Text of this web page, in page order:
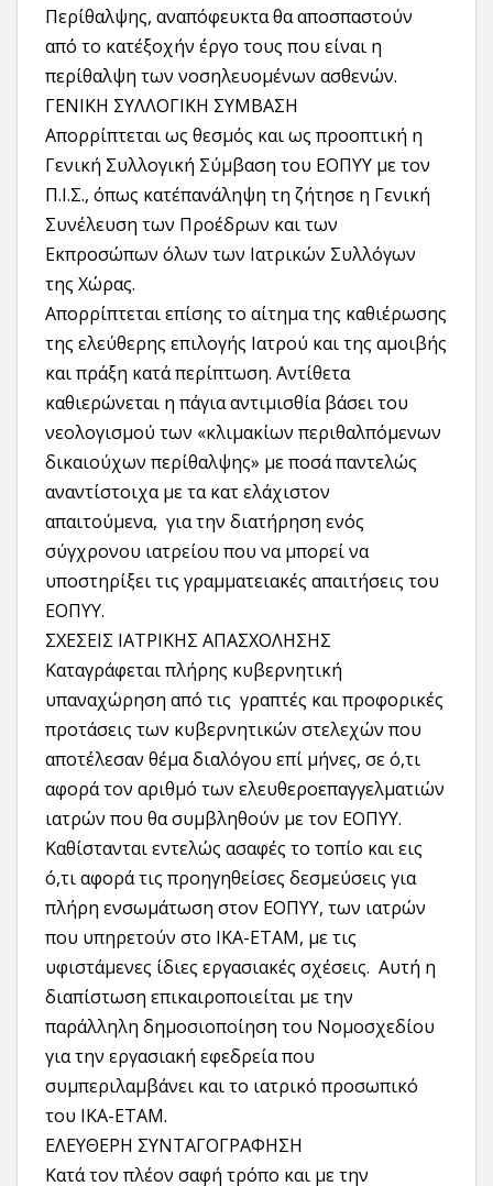
Περίθαλψης, αναπόφευκτα θα αποσπαστούν
από το κατ΄εξοχήν έργο τους που είναι η
περίθαλψη των νοσηλευομένων ασθενών.
ΓΕΝΙΚΗ ΣΥΛΛΟΓΙΚΗ ΣΥΜΒΑΣΗ
Απορρίπτεται ως θεσμός και ως προοπτική η
Γενική Συλλογική Σύμβαση του ΕΟΠΥΥ με τον
Π.Ι.Σ., όπως κατ΄επανάληψη τη ζήτησε η Γενική
Συνέλευση των Προέδρων και των
Εκπροσώπων όλων των Ιατρικών Συλλόγων
της Χώρας.
Απορρίπτεται επίσης το αίτημα της καθιέρωσης
της ελεύθερης επιλογής Ιατρού και της αμοιβής
και πράξη κατά περίπτωση. Αντίθετα
καθιερώνεται η πάγια αντιμισθία βάσει του
νεολογισμού των «κλιμακίων περιθαλπόμενων
δικαιούχων περίθαλψης» με ποσά παντελώς
αναντίστοιχα με τα κατ ελάχιστον
απαιτούμενα, για την διατήρηση ενός
σύγχρονου ιατρείου που να μπορεί να
υποστηρίξει τις γραμματειακές απαιτήσεις του
ΕΟΠΥΥ.
ΣΧΕΣΕΙΣ ΙΑΤΡΙΚΗΣ ΑΠΑΣΧΟΛΗΣΗΣ
Καταγράφεται πλήρης κυβερνητική
υπαναχώρηση από τις γραπτές και προφορικές
προτάσεις των κυβερνητικών στελεχών που
αποτέλεσαν θέμα διαλόγου επί μήνες, σε ό,τι
αφορά τον αριθμό των ελευθεροεπαγγελματιών
ιατρών που θα συμβληθούν με τον ΕΟΠΥΥ.
Καθίστανται εντελώς ασαφές το τοπίο και εις
ό,τι αφορά τις προηγηθείσες δεσμεύσεις για
πλήρη ενσωμάτωση στον ΕΟΠΥΥ, των ιατρών
που υπηρετούν στο ΙΚΑ-ΕΤΑΜ, με τις
υφιστάμενες ίδιες εργασιακές σχέσεις. Αυτή η
διαπίστωση επικαιροποιείται με την
παράλληλη δημοσιοποίηση του Νομοσχεδίου
για την εργασιακή εφεδρεία που
συμπεριλαμβάνει και το ιατρικό προσωπικό
του ΙΚΑ-ΕΤΑΜ.
ΕΛΕΥΘΕΡΗ ΣΥΝΤΑΓΟΓΡΑΦΗΣΗ
Κατά τον πλέον σαφή τρόπο και με την